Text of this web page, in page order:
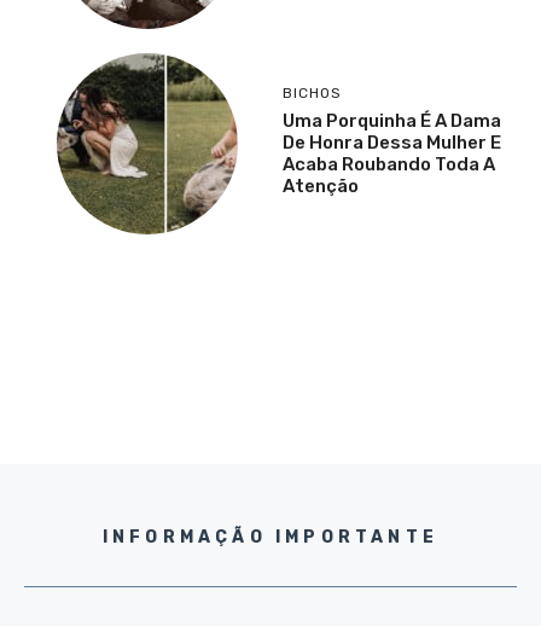
BICHOS
Uma Porquinha É A Dama
De Honra Dessa Mulher E
Acaba Roubando Toda A
Atenção
INFORMAÇÃO IMPORTANTE